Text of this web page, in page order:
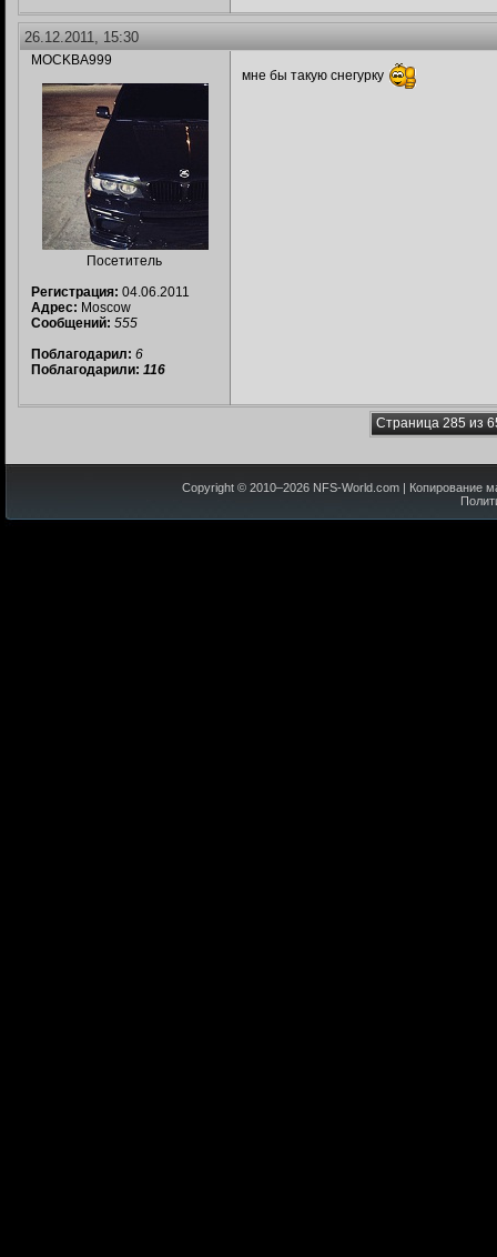
26.12.2011, 15:30
MOCKBA999
Посетитель
Регистрация: 04.06.2011
Адрес: Moscow
Сообщений: 555
Поблагодарил: 6
Поблагодарили: 116
мне бы такую снегурку
Страница 285 из
Copyright © 2010–2026 NFS-World.com | Копирование